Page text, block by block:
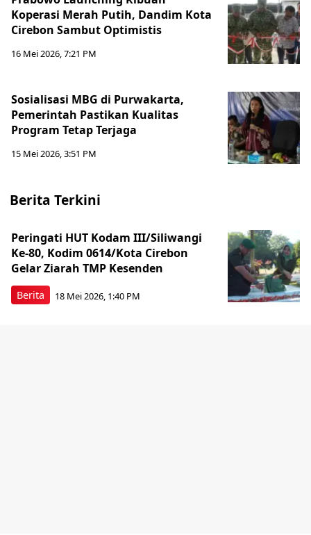
Koperasi Merah Putih, Dandim Kota
Cirebon Sambut Optimistis
16 Mei 2026, 7:21 PM
Sosialisasi MBG di Purwakarta,
Pemerintah Pastikan Kualitas
Program Tetap Terjaga
15 Mei 2026, 3:51 PM
Berita Terkini
Berita
Peringati HUT Kodam III/Siliwangi
Ke-80, Kodim 0614/Kota Cirebon
Gelar Ziarah TMP Kesenden
18 Mei 2026, 1:40 PM